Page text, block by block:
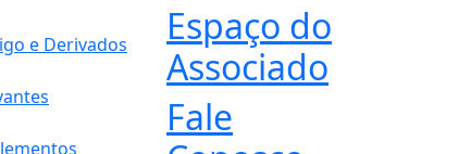
e Derivados
Espaço do
Associado
Fale